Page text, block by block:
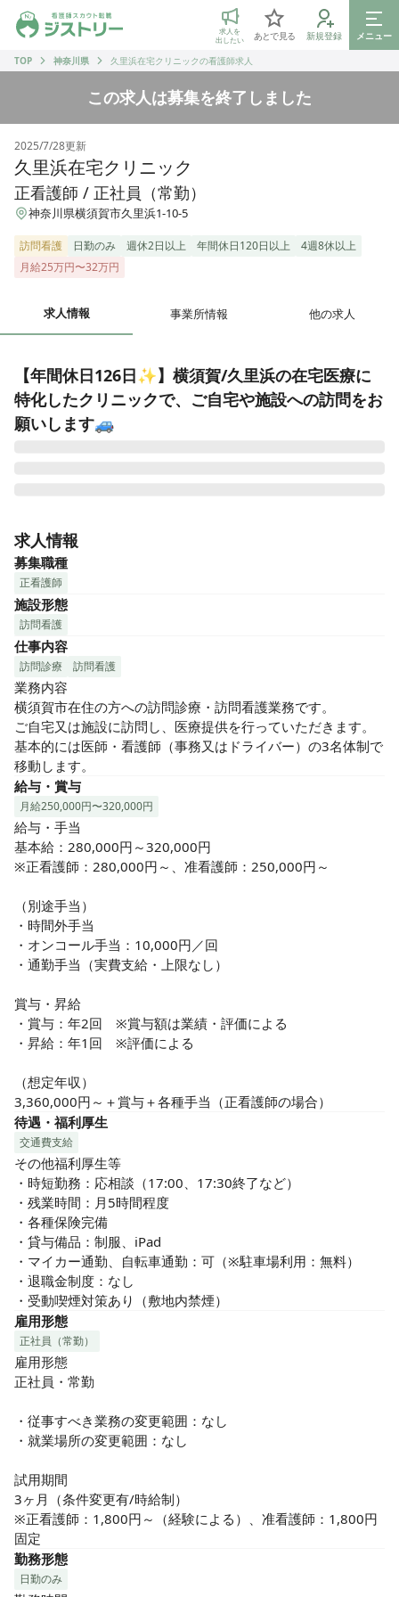
ジストリー 看護師の転職マッチング
求人を
出したい
あとで見る 新規登録
メニュー
TOP
神奈川県 久里浜在宅クリニックの看護師求人
この求人は募集を終了しました
2025/7/28更新
久里浜在宅クリニック
正看護師 / 正社員（常勤）
神奈川県横須賀市久里浜1-10-5
訪問看護 日勤のみ 週休2日以上 年間休日120日以上
4週8休以上
月給25万円〜32万円
求人情報 事業所情報 他の求人
【年間休日126日✨】横須賀/久里浜の在宅医療に
特化したクリニックで、ご自宅や施設への訪問をお
願いします🚙
す。当クリニックでは、生活空間であるご自宅又は施設に訪
問し医療提供を行っています。「患者さまのために」どんな
サポートができるのか、一緒に考えてみませんか？
求人情報
募集職種
正看護師
施設形態
訪問看護
仕事内容
訪問診療 訪問看護
業務内容
横須賀市在住の方への訪問診療・訪問看護業務です。
ご自宅又は施設に訪問し、医療提供を行っていただきます。
基本的には医師・看護師（事務又はドライバー）の3名体制で
移動します。
給与・賞与
月給250,000円〜320,000円
給与・手当
基本給：280,000円～320,000円
※正看護師：280,000円～、准看護師：250,000円～
（別途手当）
・時間外手当
・オンコール手当：10,000円／回
・通勤手当（実費支給・上限なし）
賞与・昇給
・賞与：年2回　※賞与額は業績・評価による
・昇給：年1回　※評価による
（想定年収）
3,360,000円～＋賞与＋各種手当（正看護師の場合）
待遇・福利厚生
交通費支給
その他福利厚生等
・時短勤務：応相談（17:00、17:30終了など）
・残業時間：月5時間程度
・各種保険完備
・貸与備品：制服、iPad
・マイカー通勤、自転車通勤：可（※駐車場利用：無料）
・退職金制度：なし
・受動喫煙対策あり（敷地内禁煙）
雇用形態
正社員（常勤）
雇用形態
正社員・常勤
・従事すべき業務の変更範囲：なし
・就業場所の変更範囲：なし
試用期間
3ヶ月（条件変更有/時給制）
※正看護師：1,800円～（経験による）、准看護師：1,800円
固定
勤務形態
日勤のみ